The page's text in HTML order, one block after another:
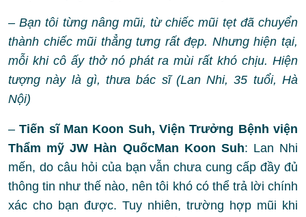
– Bạn tôi từng nâng mũi, từ chiếc mũi tẹt đã chuyển
thành chiếc mũi thẳng tưng rất đẹp. Nhưng hiện tại,
mỗi khi cô ấy thở nó phát ra mùi rất khó chịu. Hiện
tượng này là gì, thưa bác sĩ (Lan Nhi, 35 tuổi, Hà
Nội)
–Tiến sĩ Man Koon Suh, Viện Trưởng Bệnh viện
Thẩm mỹ JW Hàn QuốcMan Koon Suh: Lan Nhi
mến, do câu hỏi của bạn vẫn chưa cung cấp đầy đủ
thông tin như thế nào, nên tôi khó có thể trả lời chính
xác cho bạn được. Tuy nhiên, trường hợp mũi khi